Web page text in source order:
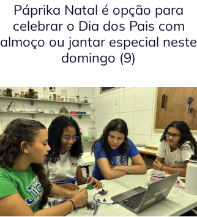
Páprika Natal é opção para
celebrar o Dia dos Pais com
almoço ou jantar especial neste
domingo (9)